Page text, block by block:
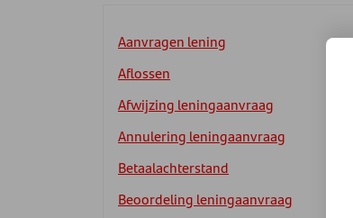
Aanvragen lening
Aflossen
Afwijzing leningaanvraag
Annulering leningaanvraag
Betaalachterstand
Beoordeling leningaanvraag